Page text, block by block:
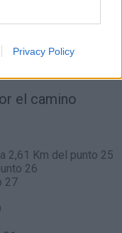
Privacy Policy
de la DGT en
tráfico cerca de
el camino
2,61 Km del punto 25
26
27